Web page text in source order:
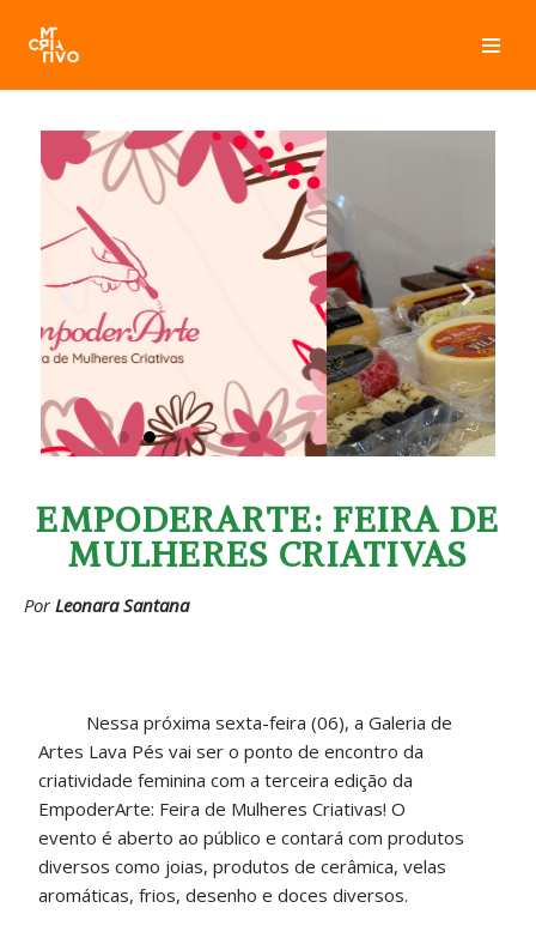
Pular
para
conteúdo
EMPODERARTE: FEIRA DE
MULHERES CRIATIVAS
Por Leonara Santana
Nessa próxima sexta-feira (06), a Galeria de
Artes Lava Pés vai ser o ponto de encontro da
criatividade feminina com a terceira edição da
EmpoderArte: Feira de Mulheres Criativas! O
evento é aberto ao público e contará com produtos
diversos como joias, produtos de cerâmica, velas
aromáticas, frios, desenho e doces diversos.